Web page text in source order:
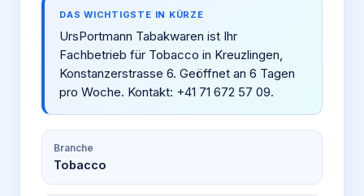
DAS WICHTIGSTE IN KÜRZE
UrsPortmann Tabakwaren ist Ihr
Fachbetrieb für Tobacco in Kreuzlingen,
Konstanzerstrasse 6. Geöffnet an 6 Tagen
pro Woche. Kontakt: +41 71 672 57 09.
Branche
Tobacco